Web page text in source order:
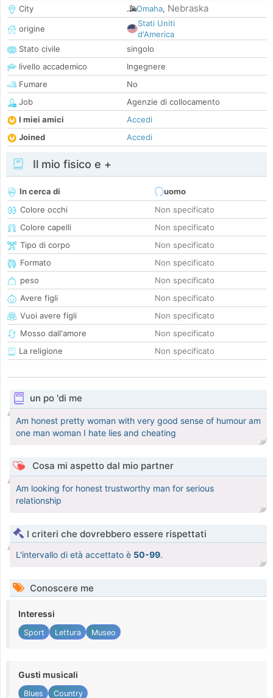
City
Omaha, Nebraska
origine
Stati Uniti
d'America
Stato civile
singolo
livello accademico
Ingegnere
Fumare
No
Job
Agenzie di collocamento
I miei amici
Accedi
Joined
Accedi
Il mio fisico e +
In cerca di
uomo
Colore occhi
Non specificato
Colore capelli
Non specificato
Tipo di corpo
Non specificato
Formato
Non specificato
peso
Non specificato
Avere figli
Non specificato
Vuoi avere figli
Non specificato
Mosso dall'amore
Non specificato
La religione
Non specificato
un po 'di me
Am honest pretty woman with very good sense of humour am
one man woman I hate lies and cheating
Cosa mi aspetto dal mio partner
Am looking for honest trustworthy man for serious
relationship
I criteri che dovrebbero essere rispettati
L'intervallo di età accettato è 50-99.
Conoscere me
Interessi
Sport Lettura Museo
Gusti musicali
Blues Country